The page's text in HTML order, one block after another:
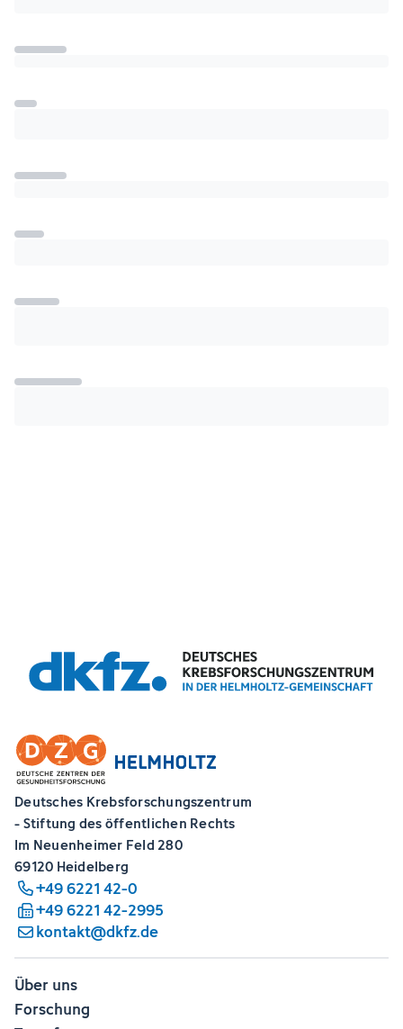
Deutsches Krebsforschungszentrum
- Stiftung des öffentlichen Rechts
Im Neuenheimer Feld 280
69120 Heidelberg
+49 6221 42-0
+49 6221 42-2995
kontakt@dkfz.de
Über uns
Forschung